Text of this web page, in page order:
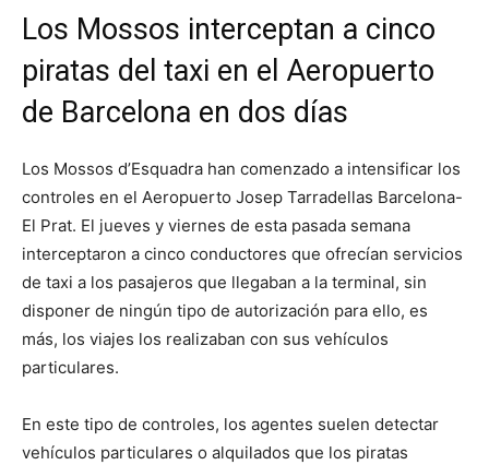
Los Mossos interceptan a cinco
piratas del taxi en el Aeropuerto
de Barcelona en dos días
Los Mossos d’Esquadra han comenzado a intensificar los
controles en el Aeropuerto Josep Tarradellas Barcelona-
El Prat. El jueves y viernes de esta pasada semana
interceptaron a cinco conductores que ofrecían servicios
de taxi a los pasajeros que llegaban a la terminal, sin
disponer de ningún tipo de autorización para ello, es
más, los viajes los realizaban con sus vehículos
particulares.
En este tipo de controles, los agentes suelen detectar
vehículos particulares o alquilados que los piratas